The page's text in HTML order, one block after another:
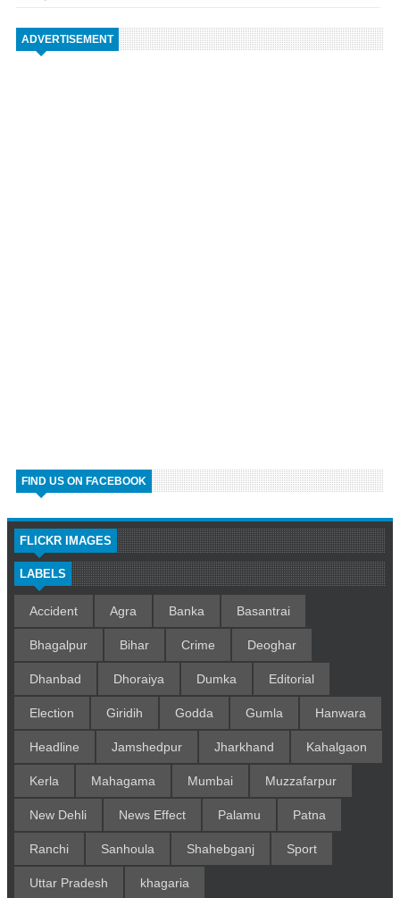
ADVERTISEMENT
FIND US ON FACEBOOK
FLICKR IMAGES
LABELS
Accident Agra Banka Basantrai
Bhagalpur Bihar Crime Deoghar
Dhanbad Dhoraiya Dumka Editorial
Election Giridih Godda Gumla Hanwara
Headline Jamshedpur Jharkhand Kahalgaon
Kerla Mahagama Mumbai Muzzafarpur
New Dehli News Effect Palamu Patna
Ranchi Sanhoula Shahebganj Sport
Uttar Pradesh khagaria